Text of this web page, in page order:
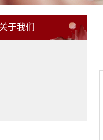
关于我们